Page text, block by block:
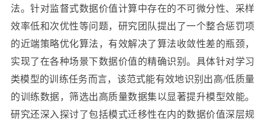
法。针对监督式数据价值计算中存在的不可微分性、采样
效率低和次优性等问题，研究团队提出了一个整合惩罚项
的近端策略优化算法，有效解决了算法收敛性差的瓶颈，
实现了在各种场景下数据价值的精确识别。具体针对学习
类模型的训练任务而言，该范式能有效地识别出高/低质量
的训练数据，筛选出高质量数据集以显著提升模型效能。
研究还深入探讨了包括模式迁移性在内的数据价值深层规